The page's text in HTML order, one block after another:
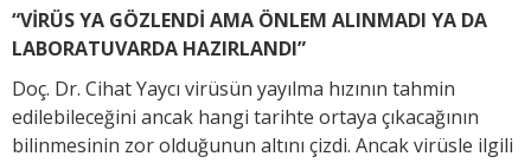
“VİRÜS YA GÖZLENDİ AMA ÖNLEM ALINMADI YA DA
LABORATUVARDA HAZIRLANDI”
Doç. Dr. Cihat Yaycı virüsün yayılma hızının tahmin
edilebileceğini ancak hangi tarihte ortaya çıkacağının
bilinmesinin zor olduğunun altını çizdi. Ancak virüsle ilgili